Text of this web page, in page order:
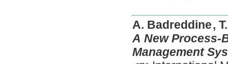
A. Badreddine,
A New Process-
Management